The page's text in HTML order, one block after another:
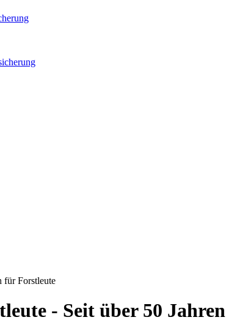
- Seit über 50 Jahren